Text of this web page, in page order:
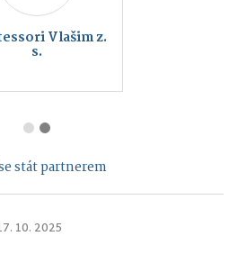
Vlašim z.
s.
stát partnerem
10. 2025